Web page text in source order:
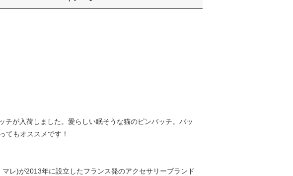
が入荷しました。愛らしい眠そうな猫のピンバッチ。バッ
てもオススメです！
レ)が2013年に設立したフランス発のアクセサリーブランド